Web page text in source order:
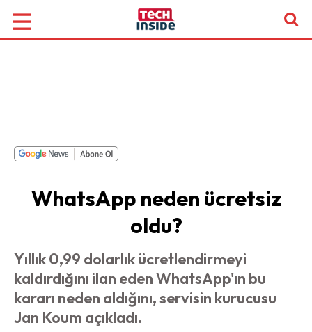
WhatsApp neden ücretsiz
oldu?
Yıllık 0,99 dolarlık ücretlendirmeyi
kaldırdığını ilan eden WhatsApp'ın bu
kararı neden aldığını, servisin kurucusu
Jan Koum açıkladı.